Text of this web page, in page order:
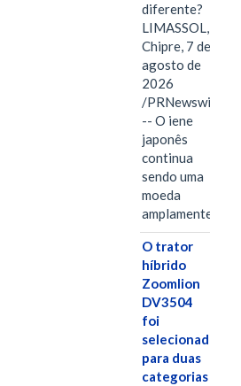
diferente?
LIMASSOL,
Chipre, 7 de
agosto de
2026
/PRNewswire/
-- O iene
japonês
continua
sendo uma
moeda
amplamente…
O trator
híbrido
Zoomlion
DV3504
foi
selecionado
para duas
categorias